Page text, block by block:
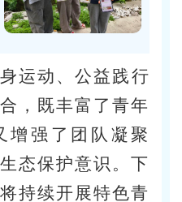
运动、公益践行
，既丰富了青年
增强了团队凝聚
态保护意识。下
持续开展特色青